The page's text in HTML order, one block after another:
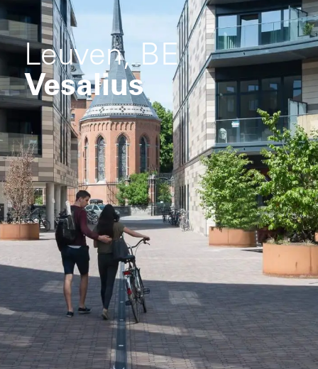
Leuven, BE
Vesalius